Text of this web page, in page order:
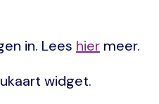
in. Lees hier meer.
widget.